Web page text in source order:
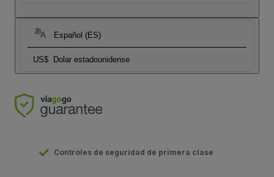
Español (ES)
US$ Dolar estadounidense
Controles de seguridad de primera clase